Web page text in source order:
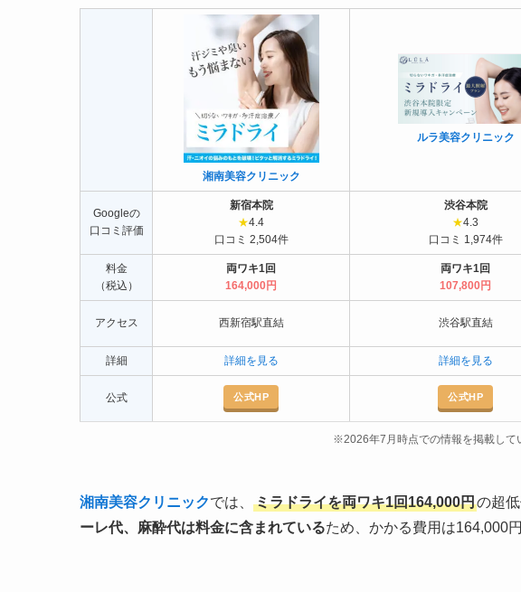
湘南美容クリニック
ルラ美容クリニック
Googleの
口コミ評価
新宿本院
★4.4
口コミ 2,504件
渋谷本院
★4.3
口コミ 1,974件
料金
（税込）
両ワキ1回
164,000円
両ワキ1回
107,800円
アクセス 西新宿駅直結 渋谷駅直結
詳細 詳細を見る 詳細を見る
公式 公式HP 公式HP
※2026年7月時点での情報を掲載して
湘南美容クリニックでは、 ミラドライを両ワキ1回164,000円の超
ーレ代、麻酔代は料金に含まれているため、かかる費用は164,000